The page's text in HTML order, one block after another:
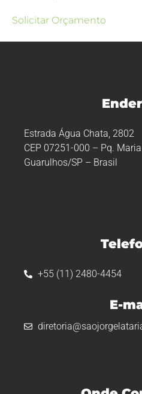
Solicitar Orçamento
Estrada Água Chata, 2802
CEP 07251-000 – Pq.
Guarulhos/SP – Brasil
+55 (11) 2480-4454
E-